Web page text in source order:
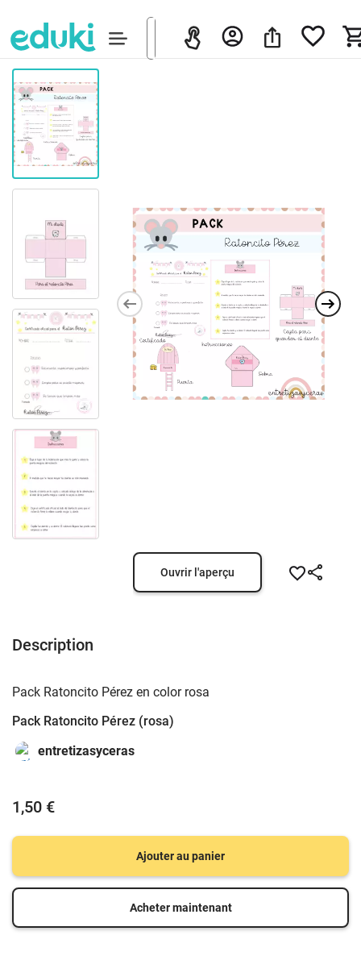
Ouvrir l'aperçu
Description
Pack Ratoncito Pérez en color rosa
Pack Ratoncito Pérez (rosa)
entretizasyceras
1,50 €
Ajouter au panier
Acheter maintenant